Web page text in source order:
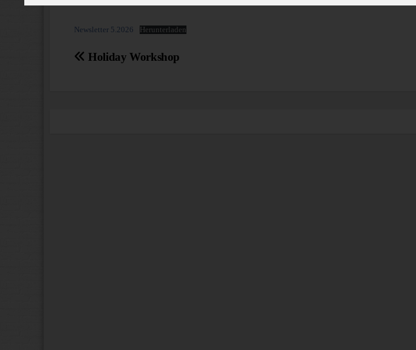
Newsletter 5.2026 Herunterladen
Beitragsnavigation
Holiday Workshop